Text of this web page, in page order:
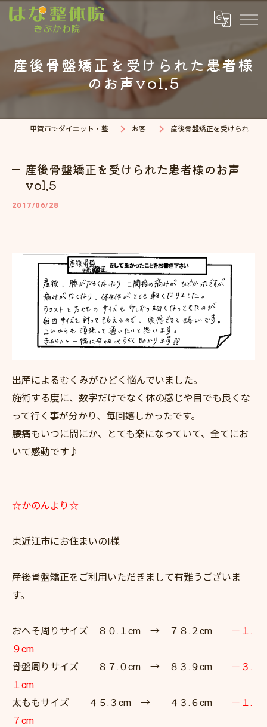
産後骨盤矯正を受けられた患者様
のお声vol.5
甲賀市でダイエット・整体院ならはな整体院 お客様の声 産後骨盤矯正を受けられた患者様のお声vol.5
産後骨盤矯正を受けられた患者様のお声
vol.5
2017/06/28
出産によるむくみがひどく悩んでいました。
施術する度に、数字だけでなく体の感じや目でも良くな
って行く事が分かり、毎回嬉しかったです。
腰痛もいつに間にか、とても楽になっていて、全てにお
いて感動です♪
☆かのんより☆
東近江市にお住まいのI様
産後骨盤矯正をご利用いただきまして有難うございま
す。
おへそ周りサイズ ８０.１cm → ７８.２cm
－１.
９cm
骨盤周りサイズ ８７.０cm → ８３.９cm
－３.
１cm
太ももサイズ ４５.３cm → ４３.６cm
－１.
７cm
施術前
施術後